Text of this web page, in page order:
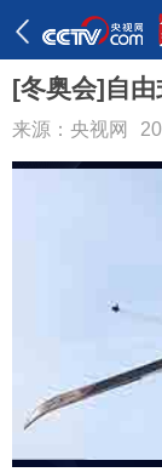
[冬奥会]自
来源：央视网